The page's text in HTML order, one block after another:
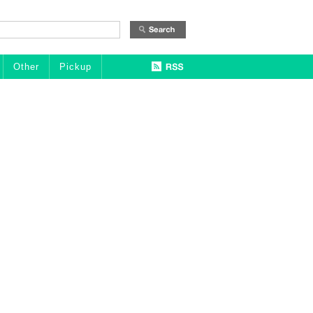
Other Pickup